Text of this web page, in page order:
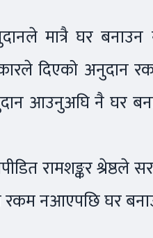
मात्रै घर बनाउन
दिएको अनुदान
आउनुअघि नै घर
रामशङ्कर
रकम नआएपछि घर